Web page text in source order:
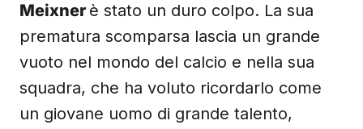
Meixner è stato un duro colpo. La sua
prematura scomparsa lascia un grande
vuoto nel mondo del calcio e nella sua
squadra, che ha voluto ricordarlo come
un giovane uomo di grande talento,